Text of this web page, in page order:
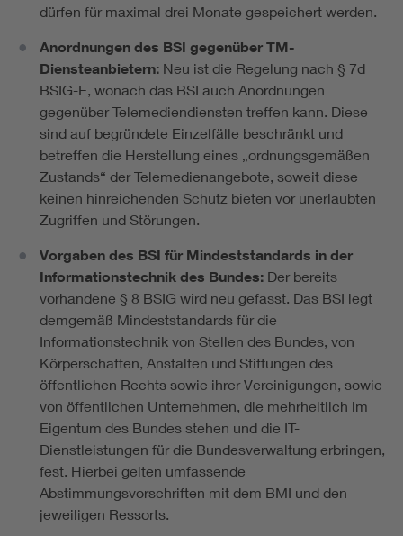
dürfen für maximal drei Monate gespeichert werden.
Anordnungen des BSI gegenüber TM-
Diensteanbietern: Neu ist die Regelung nach § 7d
BSIG-E, wonach das BSI auch Anordnungen
gegenüber Telemediendiensten treffen kann. Diese
sind auf begründete Einzelfälle beschränkt und
betreffen die Herstellung eines „ordnungsgemäßen
Zustands“ der Telemedienangebote, soweit diese
keinen hinreichenden Schutz bieten vor unerlaubten
Zugriffen und Störungen.
Vorgaben des BSI für Mindeststandards in der
Informationstechnik des Bundes: Der bereits
vorhandene § 8 BSIG wird neu gefasst. Das BSI legt
demgemäß Mindeststandards für die
Informationstechnik von Stellen des Bundes, von
Körperschaften, Anstalten und Stiftungen des
öffentlichen Rechts sowie ihrer Vereinigungen, sowie
von öffentlichen Unternehmen, die mehrheitlich im
Eigentum des Bundes stehen und die IT-
Dienstleistungen für die Bundesverwaltung erbringen,
fest. Hierbei gelten umfassende
Abstimmungsvorschriften mit dem BMI und den
jeweiligen Ressorts.